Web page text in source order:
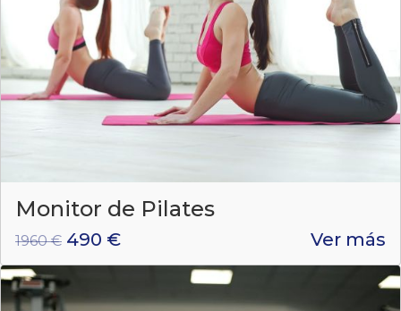
Monitor de Pilates
1960 € 490 € Ver más